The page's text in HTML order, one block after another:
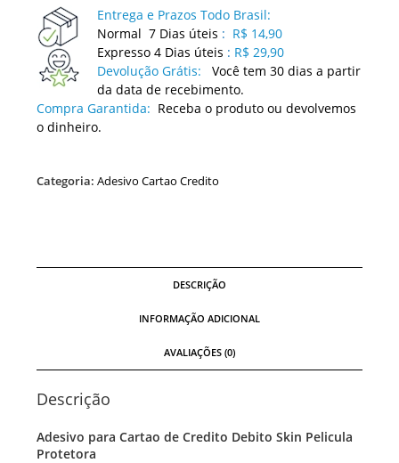
Entrega e Prazos Todo Brasil:
Normal 7 Dias úteis : R$ 14,90
Expresso 4 Dias úteis : R$ 29,90
Devolução Grátis:
Você tem 30 dias a partir
da data de recebimento.
Compra Garantida: Receba o produto ou devolvemos
o dinheiro.
Categoria:Adesivo Cartao Credito
DESCRIÇÃO
INFORMAÇÃO ADICIONAL
AVALIAÇÕES (0)
Descrição
Adesivo para Cartao de Credito Debito Skin Pelicula
Protetora